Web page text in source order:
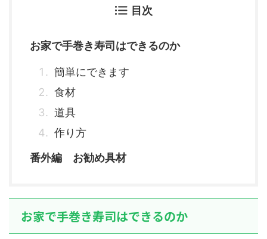
目次
お家で手巻き寿司はできるのか
簡単にできます
食材
道具
作り方
番外編 お勧め具材
お家で手巻き寿司はできるのか